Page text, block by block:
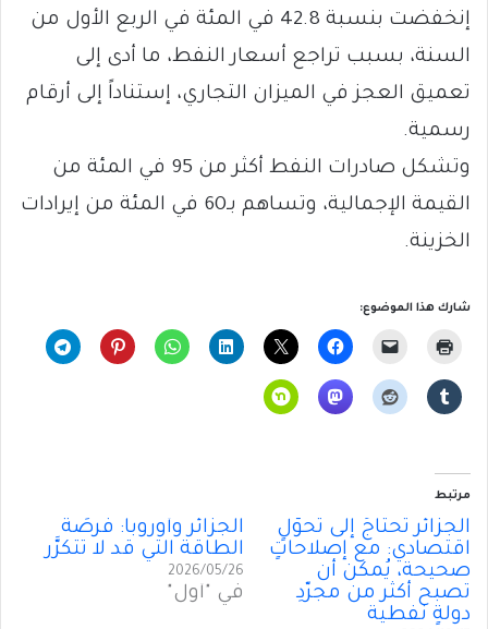
إنخفضت بنسبة 42.8 في المئة في الربع الأول من
السنة، بسبب تراجع أسعار النفط، ما أدى إلى
تعميق العجز في الميزان التجاري، إستناداً إلى أرقام
رسمية.
وتشكل صادرات النفط أكثر من 95 في المئة من
القيمة الإجمالية، وتساهم بـ60 في المئة من إيرادات
الخزينة.
شارك هذا الموضوع:
مرتبط
الجزائر تحتاجُ إلى تحوُّلٍ
اقتصادي: مع إصلاحاتٍ
صحيحة، يُمكن أن
تصبح أكثر من مجرّدِ
دولةٍ نفطية
الجزائر وأوروبا: فُرصَةُ
الطاقة التي قد لا تتكرَّر
2026/05/26
في "أول"